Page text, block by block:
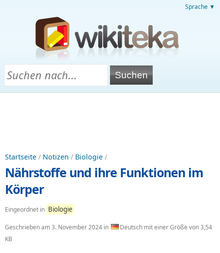
Sprache ▼
Startseite / Notizen / Biologie /
Nährstoffe und ihre Funktionen im
Körper
Eingeordnet in Biologie
Geschrieben am3. November 2024 in
Deutsch mit einer Größe von 3,54
KB